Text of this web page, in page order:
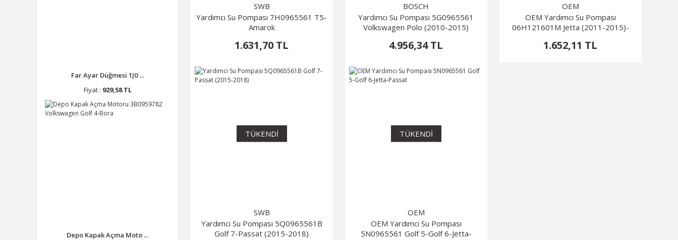
Far Ayar Düğmesi 1J0 ...
Fiyat : 929,58 TL
Depo Kapak Açma Moto ...
SWB
Yardımcı Su Pompası 7H0965561 T5-
Amarok
1.631,70 TL
BOSCH
Yardımcı Su Pompası 5G0965561
Volkswagen Polo (2010-2015)
4.956,34 TL
OEM
OEM Yardımcı Su Pompası
06H121601M Jetta (2011-2015)-
1.652,11 TL
TÜKENDİ
SWB
Yardımcı Su Pompası 5Q0965561B
Golf 7-Passat (2015-2018)
TÜKENDİ
OEM
OEM Yardımcı Su Pompası
5N0965561 Golf 5-Golf 6-Jetta-